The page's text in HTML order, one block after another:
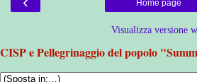
Home page
Visualizza versione
CISP e Pellegrinaggio del popolo